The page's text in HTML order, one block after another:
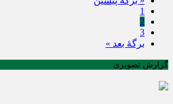
1
2
3
برگهٔ بعد »
گزارش تصویری